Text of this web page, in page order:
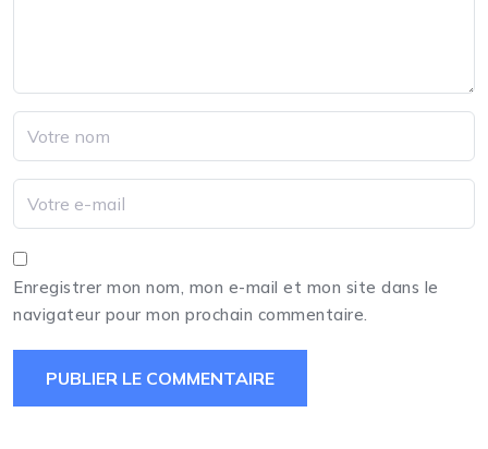
Enregistrer mon nom, mon e-mail et mon site dans le
navigateur pour mon prochain commentaire.